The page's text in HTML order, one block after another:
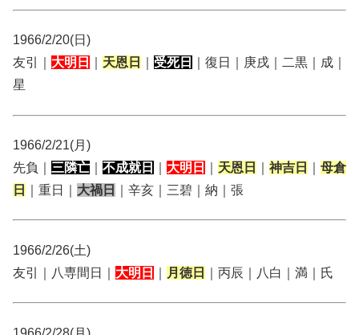
1966/2/20(日)
友引｜ 大明日 天恩日 受死日
｜復日｜庚戌｜二黒｜成｜
星
1966/2/21(月)
先負｜ 三隣亡 不成就日 大明日 天恩日 神吉日
母倉
日
｜重日｜ 大禍日 ｜辛亥｜三碧｜納｜張
1966/2/26(土)
友引｜八専間日｜ 大明日 月徳日 ｜丙辰｜八白｜満｜氏